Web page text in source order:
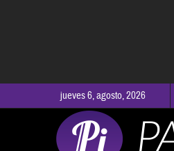
jueves 6, agosto, 2026